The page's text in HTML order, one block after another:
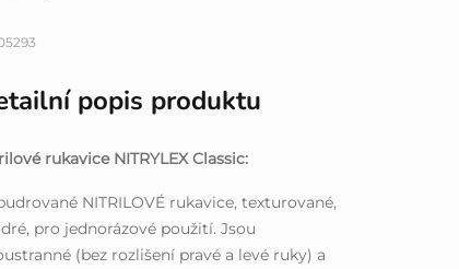
popis produktu
rukavice NITRYLEX Classic:
NITRILOVÉ rukavice, texturované,
pro jednorázové použití. Jsou
(bez rozlišení pravé a levé ruky) a